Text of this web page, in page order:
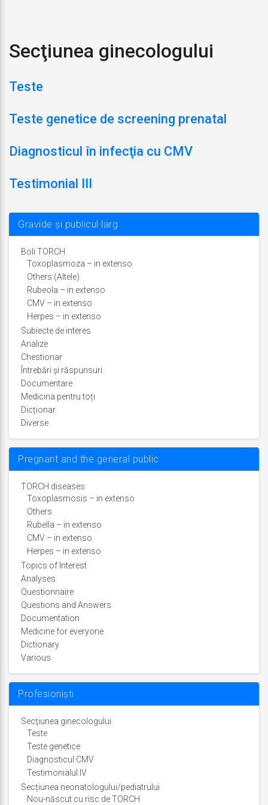
Secţiunea ginecologului
Teste
Teste genetice de screening prenatal
Diagnosticul în infecţia cu CMV
Testimonial III
Gravide și publicul larg
Boli TORCH
Toxoplasmoza – in extenso
Others (Altele)
Rubeola – in extenso
CMV – in extenso
Herpes – in extenso
Subiecte de interes
Analize
Chestionar
Întrebări şi răspunsuri
Documentare
Medicina pentru toți
Dicționar
Diverse
Pregnant and the general public
TORCH diseases
Toxoplasmosis – in extenso
Others
Rubella – in extenso
CMV – in extenso
Herpes – in extenso
Topics of Interest
Analyses
Questionnaire
Questions and Answers
Documentation
Medicine for everyone
Dictionary
Various
Profesioniști
Secţiunea ginecologului
Teste
Teste genetice
Diagnosticul CMV
Testimonialul IV
Secțiunea neonatologului/pediatrului
Nou-născut cu risc de TORCH